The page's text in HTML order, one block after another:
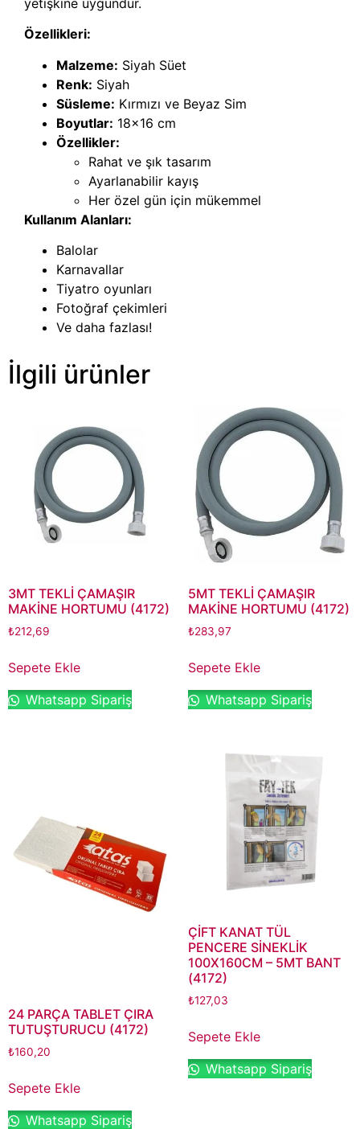
yetişkine uygundur.
Özellikleri:
Malzeme: Siyah Süet
Renk: Siyah
Süsleme: Kırmızı ve Beyaz Sim
Boyutlar: 18×16 cm
Özellikler:
Rahat ve şık tasarım
Ayarlanabilir kayış
Her özel gün için mükemmel
Kullanım Alanları:
Balolar
Karnavallar
Tiyatro oyunları
Fotoğraf çekimleri
Ve daha fazlası!
İlgili ürünler
3MT TEKLİ ÇAMAŞIR
MAKİNE HORTUMU (4172)
₺212,69
Sepete Ekle
Whatsapp Sipariş
5MT TEKLİ ÇAMAŞIR
MAKİNE HORTUMU (4172)
₺283,97
Sepete Ekle
Whatsapp Sipariş
24 PARÇA TABLET ÇIRA
TUTUŞTURUCU (4172)
₺160,20
Sepete Ekle
Whatsapp Sipariş
ÇİFT KANAT TÜL
PENCERE SİNEKLİK
100X160CM – 5MT BANT
(4172)
₺127,03
Sepete Ekle
Whatsapp Sipariş